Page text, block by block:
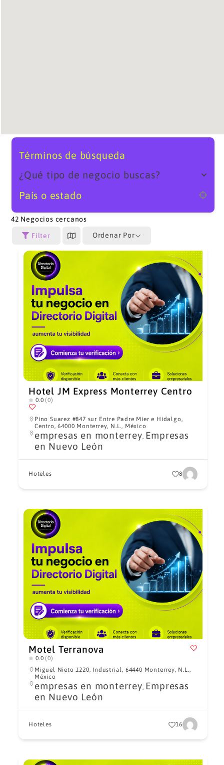
Términos de búsqueda
¿Qué tipo de negocio buscas?
País o estado
42 Negocios cercanos
Filter Ordenar Por
Hotel JM Express Monterrey Centro
0.0 (0)
Pino Suarez #847 sur Entre Padre Mier e Hidalgo,
Centro, 64000 Monterrey, N.L., México
empresas en monterrey, Empresas
en Nuevo León
Hoteles 8
Motel Terranova
0.0 (0)
Miguel Nieto 1220, Industrial, 64440 Monterrey, N.L.,
México
empresas en monterrey, Empresas
en Nuevo León
Hoteles 16